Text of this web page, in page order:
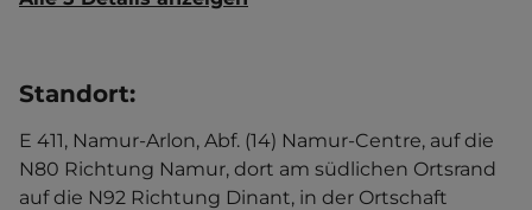
Standort:
E 411, Namur-Arlon, Abf. (14) Namur-Centre, auf die
N80 Richtung Namur, dort am südlichen Ortsrand
auf die N92 Richtung Dinant, in der Ortschaft